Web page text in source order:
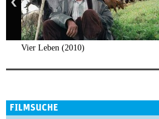
Vier Leben (2010)
FILMSUCHE